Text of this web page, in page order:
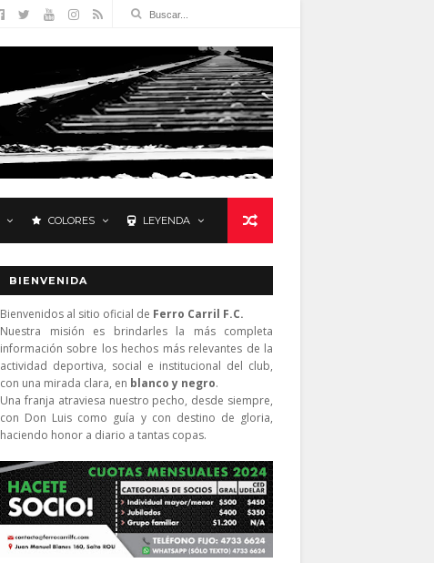
COLORES LEYENDA
BIENVENIDA
Bienvenidos al sitio oficial de Ferro Carril F.C.
Nuestra misión es brindarles la más completa
información sobre los hechos más relevantes de la
actividad deportiva, social e institucional del club,
con una mirada clara, en blanco y negro.
Una franja atraviesa nuestro pecho, desde siempre,
con Don Luis como guía y con destino de gloria,
haciendo honor a diario a tantas copas.